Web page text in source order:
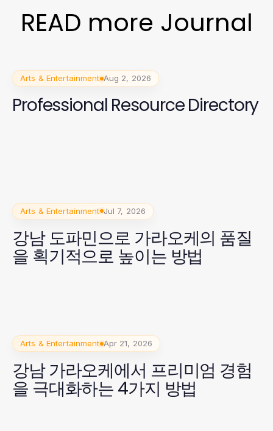
READ more Journal
Arts & Entertainment Aug 2, 2026
Professional Resource Directory
Arts & Entertainment Jul 7, 2026
강남 도파민으로 가라오케의 품질
을 획기적으로 높이는 방법
Arts & Entertainment Apr 21, 2026
강남 가라오케에서 프리미엄 경험
을 극대화하는 4가지 방법